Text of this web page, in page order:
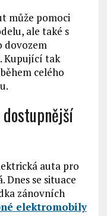
může pomoci
ale také s
dovozem
Kupující tak
celého
auta pro
se situace
zánovních
elektromobily